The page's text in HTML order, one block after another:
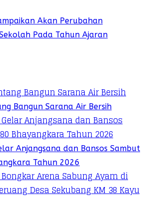
Akan Perubahan
Pada Tahun Ajaran
Bangun Sarana Air Bersih
Anjangsana dan Bansos Sambut
Tahun 2026